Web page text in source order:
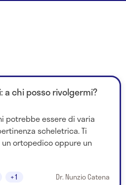
a chi posso rivolgermi?
potrebbe essere di varia
scheletrica. Ti
ortopedico oppure un
+1 Dr. Nunzio Catena